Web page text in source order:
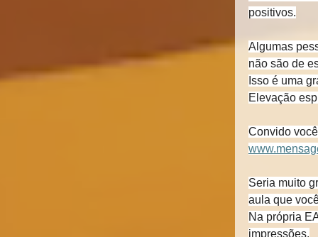
positivos.
Algumas
não são de
Isso é uma
Elevação
Convido
Seria muito
aula que
Na própria
impressões.